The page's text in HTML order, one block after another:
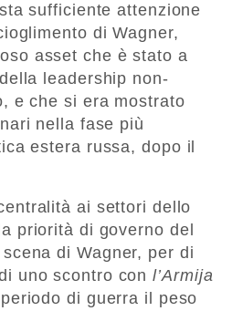
sufficiente attenzione
di Wagner,
asset che è stato a
leadership non-
e che si era mostrato
nella fase più
estera russa, dopo il
ai settori dello
priorità di governo del
di Wagner, per di
uno scontro conl’Armija
di guerra il peso